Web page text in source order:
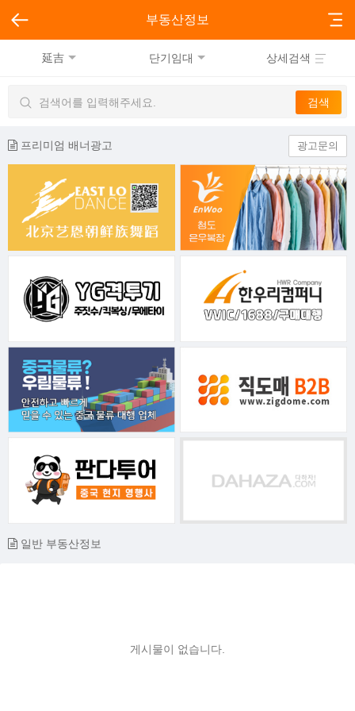
부동산정보
延吉 단기임대 상세검색
프리미엄 배너광고 광고문의
일반 부동산정보
게시물이 없습니다.